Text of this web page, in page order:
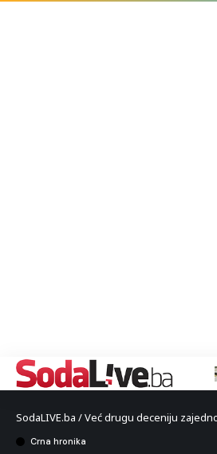
SodaLIVE.ba / Već drugu deceniju
Crna hronika